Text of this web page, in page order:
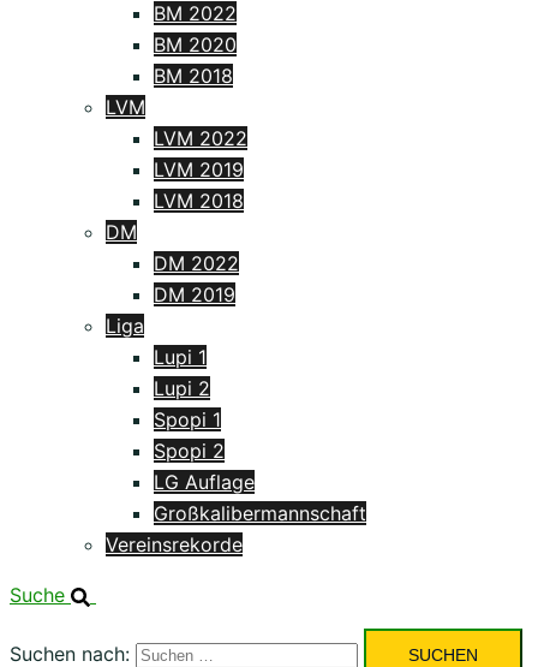
BM 2022
BM 2020
BM 2018
LVM
LVM 2022
LVM 2019
LVM 2018
DM
DM 2022
DM 2019
Liga
Lupi 1
Lupi 2
Spopi 1
Spopi 2
LG Auflage
Großkalibermannschaft
Vereinsrekorde
Suche
Suchen nach: